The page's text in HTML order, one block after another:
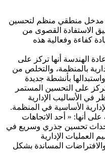
مدخل منطقي منظم لتحسين
الاستفادة القصوى من
كفاءة وفعالية هذه
الهندسة أنها تركز على
بالمنظمة، والتخلص من
بأنشطة جديدة
على التحسين المستمر
في الأساليب الإدارية
الأساسية في المنظمة.
أنها: « أحد الاتجاهات
إحداث تحسين جذري وسريع في
العمليات الإدارية
والافتراضات المساندة بشكل